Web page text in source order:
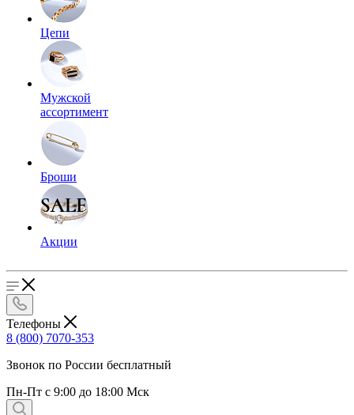
Цепи
Мужской
ассортимент
Броши
Акции
Телефоны
8 (800) 7070-353
Звонок по России бесплатный
Пн-Пт с 9:00 до 18:00 Мск